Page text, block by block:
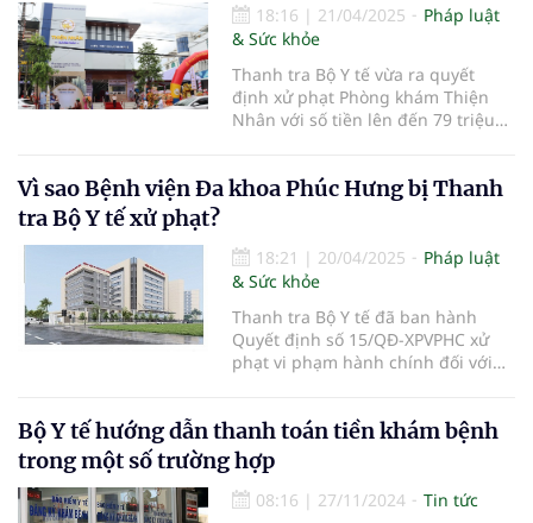
18:16 | 21/04/2025
Pháp luật
& Sức khỏe
Thanh tra Bộ Y tế vừa ra quyết
định xử phạt Phòng khám Thiện
Nhân với số tiền lên đến 79 triệu
Vì sao Bệnh viện Đa khoa Phúc Hưng bị Thanh
tra Bộ Y tế xử phạt?
18:21 | 20/04/2025
Pháp luật
& Sức khỏe
Thanh tra Bộ Y tế đã ban hành
Quyết định số 15/QĐ-XPVPHC xử
phạt vi phạm hành chính đối với
Bộ Y tế hướng dẫn thanh toán tiền khám bệnh
trong một số trường hợp
08:16 | 27/11/2024
Tin tức